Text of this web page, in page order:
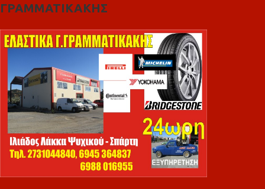
ΓΡΑΜΜΑΤΙΚΑΚΗΣ